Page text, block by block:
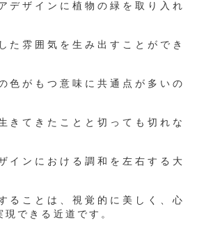
デザインに植物の緑を取り入れ
た雰囲気を生み出すことができ
色がもつ意味に共通点が多いの
きてきたことと切っても切れな
インにおける調和を左右する大
ることは、視覚的に美しく、心
できる近道です。